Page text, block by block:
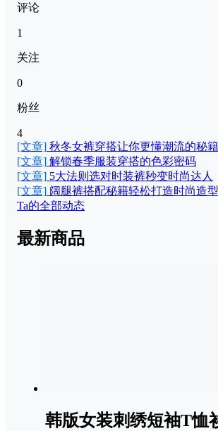
评论
1
关注
0
粉丝
4
[文章] 秋冬女裤穿搭让你更懂潮流的秘籍
[文章] 解锁春季服装穿搭的色彩密码
[文章] 5大法则选对时装裤秒变时尚达人
[文章] 阔腿裤搭配秘籍轻松打造时尚造型
Ta的全部动态
最新商品
韩版女装刺绣短袖T恤